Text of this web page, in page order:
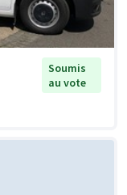
Soumis
au vote